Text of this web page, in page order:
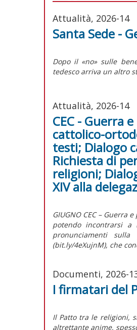
Attualità, 2026-14
Santa Sede -
Dopo il «no» sulle
tedesco arriva un altro
Attualità, 2026-14
CEC - Guerra
cattolico-
testi; Dialogo
Richiesta di
religioni;
XIV alla
GIUGNO CEC – Guerra
potendo incontrarsi a
pronunciamenti
(bit.ly/4eXujnM), che
Documenti, 2026-
I firmatari del
Il Patto tra le religioni,
altrettante anime,